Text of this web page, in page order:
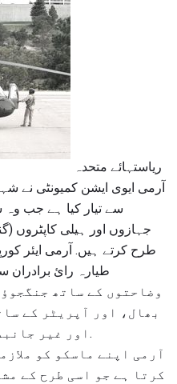
آرمی ایوی ایشن کمیونٹی نے
سے تیار کیا ہے جب وہ
جہازوں اور ہیلی کاپٹروں
طرح کرتے ہیں. آرمی ایئر
وضاحتوں کے ساتھ
بھال، اور آپریٹر کے
اور غیر جانبدار ہوائی جہاز دونوں ہیں.
آرمی اپنے ماسکو کو
کرتا ہے جو اسی طرح کے